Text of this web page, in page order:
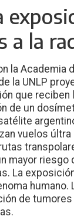
a la
la Academia
la UNLP
que reciben
de un
argentino
vuelos
mayor riesgo
La
de tumores